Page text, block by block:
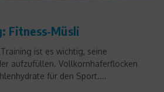
Fitness-Müsli
ist es wichtig, seine
aufzufüllen. Vollkornhaferflocken
für den Sport....